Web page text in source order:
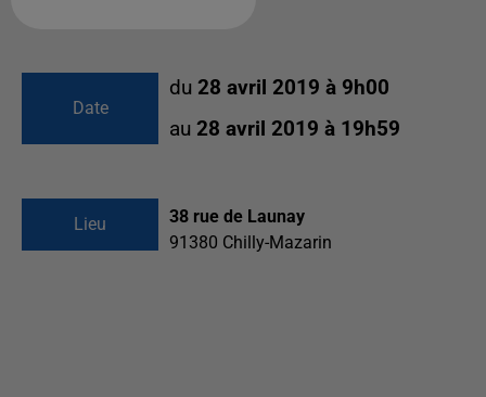
Date
du 28 avril 2019 à 9h00
au 28 avril 2019 à 19h59
Lieu
38 rue de Launay
91380 Chilly-Mazarin